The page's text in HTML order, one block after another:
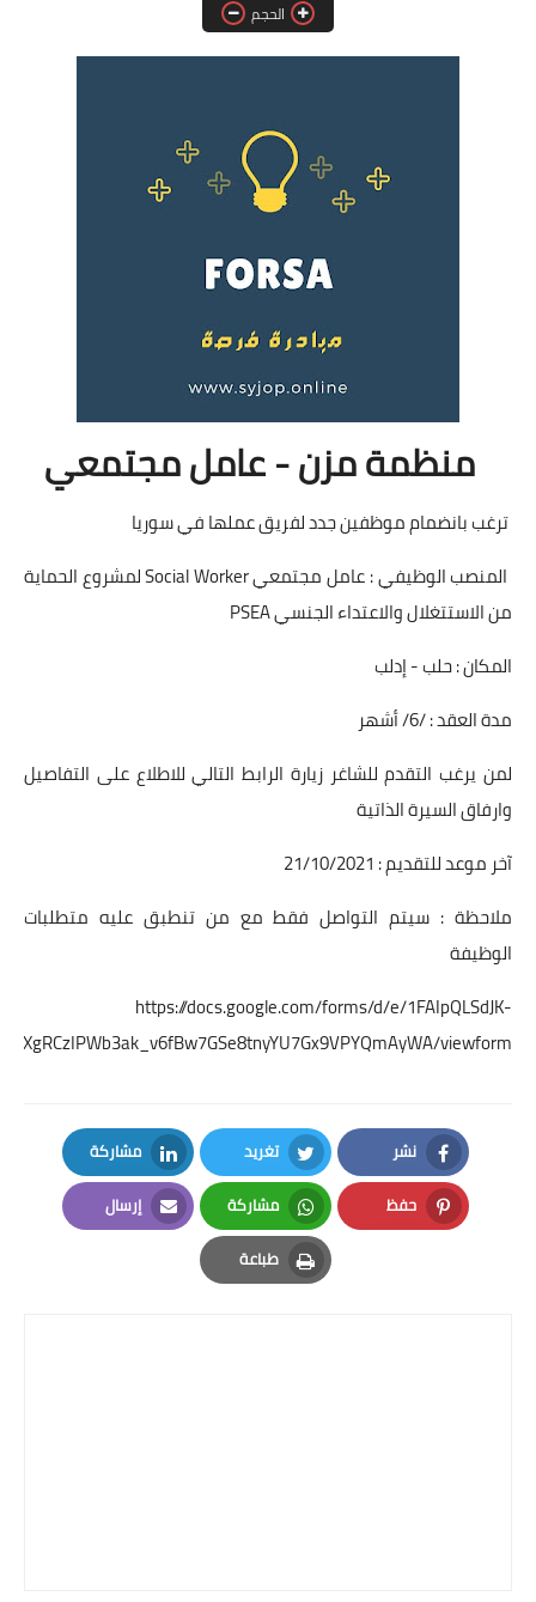
فرص عمل في العراق
فرص عمل في السودان
دورات تدريبية
الحجم
منظمة مزن - عامل مجتمعي
ترغب بانضمام موظفين جدد لفريق عملها في سوريا
المنصب الوظيفي : عامل مجتمعي Social Worker لمشروع الحماية
من الاستتغلال والاعتداء الجنسي PSEA
المكان : حلب - إدلب
مدة العقد : /6/ أشهر
لمن يرغب التقدم للشاغر زيارة الرابط التالي للاطلاع على التفاصيل
وارفاق السيرة الذاتية
آخر موعد للتقديم : 21/10/2021
ملاحظة : سيتم التواصل فقط مع من تنطبق عليه متطلبات
الوظيفة
https://docs.google.com/forms/d/e/1FAIpQLSdJK-
viewform
نشر
Facebook
تغريد
Twitter
مشاركة
LinkedIn
حفظ
Pinterest
مشاركة
Whatsapp
إرسال
Email
طباعة
Print